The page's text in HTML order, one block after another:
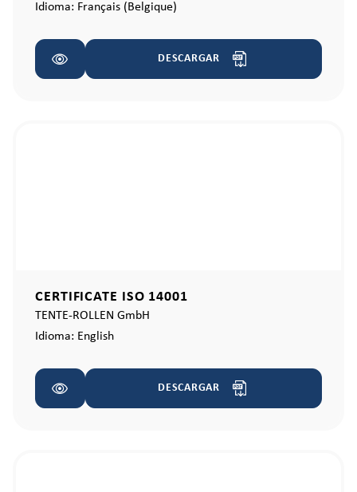
Idioma: Français (Belgique)
DESCARGAR
CERTIFICATE ISO 14001
TENTE-ROLLEN GmbH
Idioma: English
DESCARGAR